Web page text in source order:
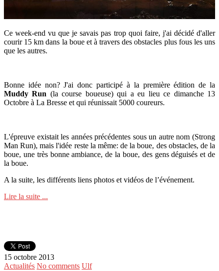
Ce week-end vu que je savais pas trop quoi faire, j'ai décidé d'aller
courir 15 km dans la boue et à travers des obstacles plus fous les uns
que les autres.
Bonne idée non? J'ai donc participé à la première édition de la
Muddy Run (la course boueuse) qui a eu lieu ce dimanche 13
Octobre à La Bresse et qui réunissait 5000 coureurs.
L'épreuve existait les années précédentes sous un autre nom (Strong
Man Run), mais l'idée reste la même: de la boue, des obstacles, de la
boue, une très bonne ambiance, de la boue, des gens déguisés et de
la boue.
A la suite, les différents liens photos et vidéos de l’événement.
Lire la suite ...
15 octobre 2013
Actualités No comments Ulf